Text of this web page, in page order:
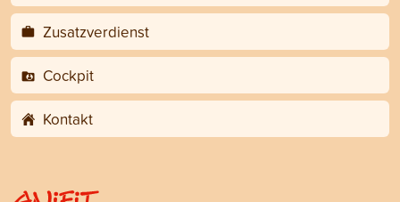
Zusatzverdienst
Cockpit
Kontakt